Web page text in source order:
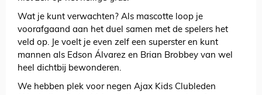
Wat je kunt verwachten? Als mascotte loop je
voorafgaand aan het duel samen met de spelers het
veld op. Je voelt je even zelf een superster en kunt
mannen als Edson Álvarez en Brian Brobbey van wel
heel dichtbij bewonderen.
We hebben plek voor negen Ajax Kids Clubleden